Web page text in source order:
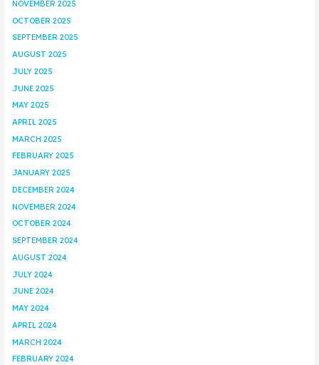
NOVEMBER 2025
OCTOBER 2025
SEPTEMBER 2025
AUGUST 2025
JULY 2025
JUNE 2025
MAY 2025
APRIL 2025
MARCH 2025
FEBRUARY 2025
JANUARY 2025
DECEMBER 2024
NOVEMBER 2024
OCTOBER 2024
SEPTEMBER 2024
AUGUST 2024
JULY 2024
JUNE 2024
MAY 2024
APRIL 2024
MARCH 2024
FEBRUARY 2024